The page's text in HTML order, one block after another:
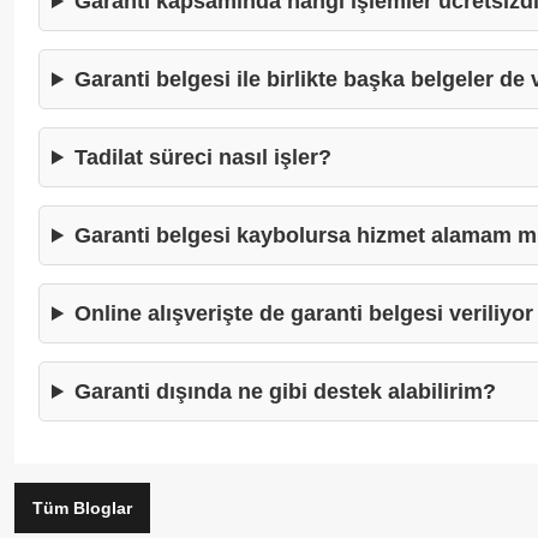
Garanti belgesi ile birlikte başka belgeler de
Tadilat süreci nasıl işler?
Garanti belgesi kaybolursa hizmet alamam
Online alışverişte de garanti belgesi veriliyor
Garanti dışında ne gibi destek alabilirim?
Tüm Bloglar